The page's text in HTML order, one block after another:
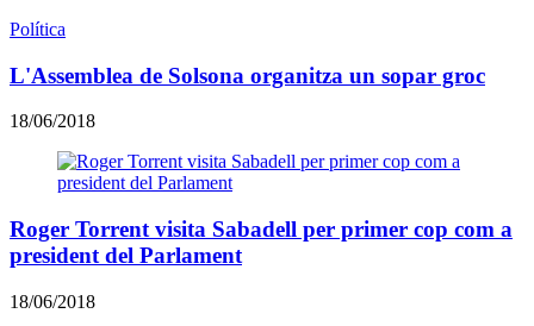
Política
L'Assemblea de Solsona organitza un sopar groc
18/06/2018
Roger Torrent visita Sabadell per primer cop com a
president del Parlament
18/06/2018